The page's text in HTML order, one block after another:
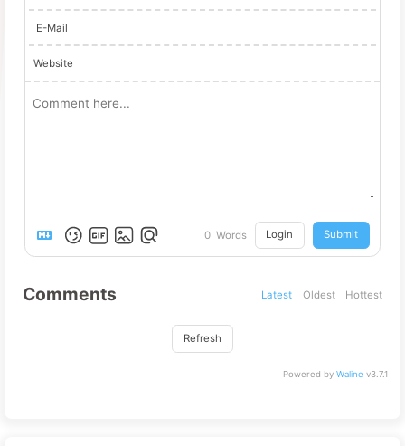
E-Mail
Website
0 Words Login Submit
Comments Latest Oldest Hottest
Refresh
Powered by Waline v3.7.1